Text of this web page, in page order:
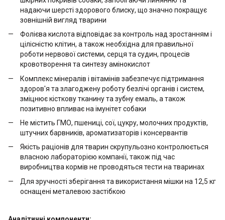
надаючи шерсті здорового блиску, що значно покращує
зовнішній вигляд тварини
Фолієва кислота відповідає за контроль над зростанням і
цілісністю клітин, а також необхідна для правильної
роботи нервової системи, серця та судин, процесів
кровотворення та синтезу амінокислот
Комплекс мінералів і вітамінів забезпечує підтримання
здоров'я та злагоджену роботу безлічі органів і систем,
зміцнює кісткову тканину та зубну емаль, а також
позитивно впливає на імунітет собаки
Не містить ГМО, пшениці, сої, цукру, молочних продуктів,
штучних барвників, ароматизаторів і консервантів
Якість раціонів для тварин скрупульозно контролюється
власною лабораторією компанії, також під час
виробництва кормів не проводяться тести на тваринах
Для зручності зберігання та використання мішки на 12,5 кг
оснащені металевою застібкою